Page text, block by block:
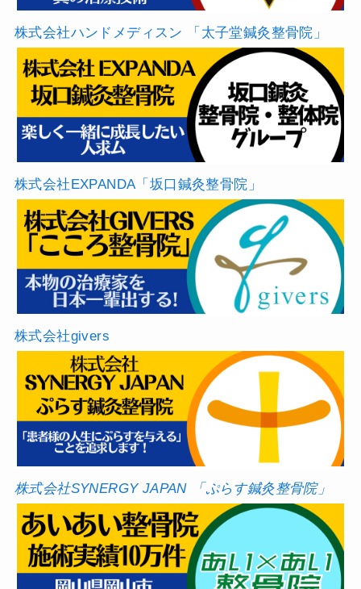
株式会社ハンドメディスン 「太子堂鍼灸整骨院」
株式会社EXPANDA「坂口鍼灸整骨院」
株式会社givers
株式会社SYNERGY JAPAN 「ぷらす鍼灸整骨院」